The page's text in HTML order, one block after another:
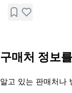
구매처 정보
알고 있는 판매처나